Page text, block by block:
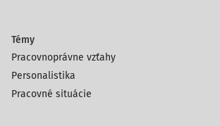
Témy
Pracovnoprávne vzťahy
Personalistika
Pracovné situácie